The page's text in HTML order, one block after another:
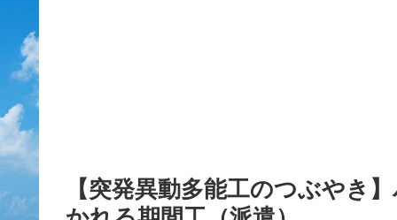
【突発異動多能工のつぶやき